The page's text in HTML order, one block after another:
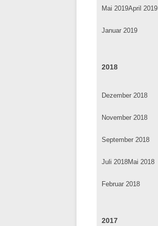
Mai 2019April 2019
Januar 2019
2018
Dezember 2018
November 2018
September 2018
Juli 2018Mai 2018
Februar 2018
2017